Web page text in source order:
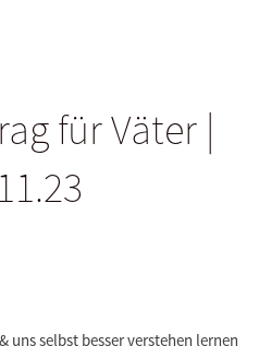
für Väter |
uns selbst besser verstehen lernen